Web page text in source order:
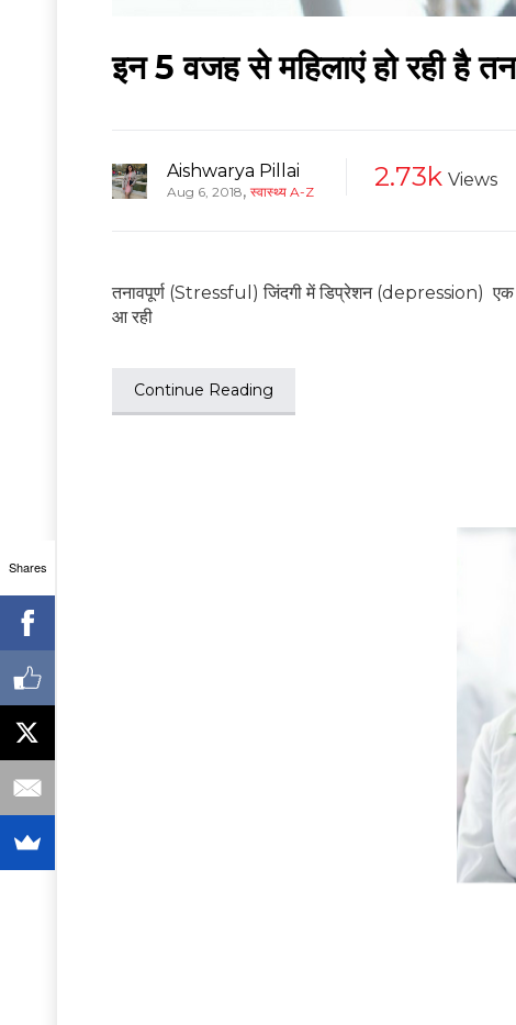
इन 5 वजह से महिलाएं हो रही है
Aishwarya Pillai
Aug 6, 2018, स्वास्थ्य A-Z 2.73k Views
तनावपूर्ण (Stressful) जिंदगी में डिप्रेशन (depression) एक
आ रही
Continue Reading
Shares